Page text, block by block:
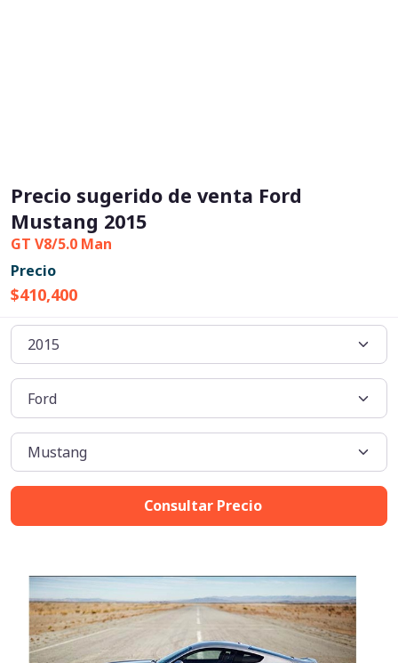
Precio sugerido de venta Ford
Mustang 2015
GT V8/5.0 Man
Precio
$410,400
Consultar Precio